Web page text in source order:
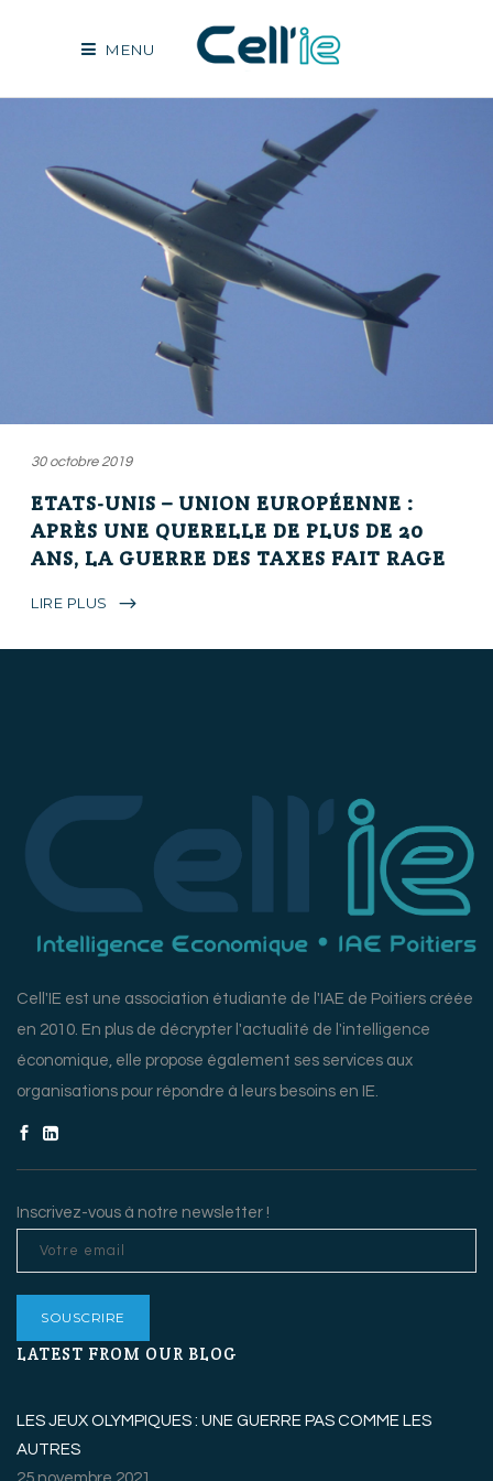
MENU
30 octobre 2019
ETATS-UNIS – UNION EUROPÉENNE :
APRÈS UNE QUERELLE DE PLUS DE 20
ANS, LA GUERRE DES TAXES FAIT RAGE
LIRE PLUS
Cell'IE est une association étudiante de l'IAE de Poitiers créée
en 2010. En plus de décrypter l'actualité de l'intelligence
économique, elle propose également ses services aux
organisations pour répondre à leurs besoins en IE.
Inscrivez-vous à notre newsletter !
LATEST FROM OUR BLOG
LES JEUX OLYMPIQUES : UNE GUERRE PAS COMME LES
AUTRES